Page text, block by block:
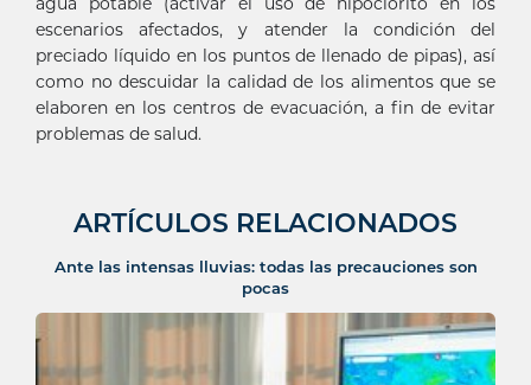
escenarios afectados, y atender la condición del
preciado líquido en los puntos de llenado de pipas), así
como no descuidar la calidad de los alimentos que se
elaboren en los centros de evacuación, a fin de evitar
problemas de salud.
ARTÍCULOS RELACIONADOS
Ante las intensas lluvias: todas las precauciones son
pocas